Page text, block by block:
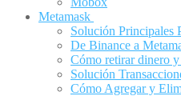
Metamask
Solución Principales
De Binance a
Cómo retirar dinero
Solución
Cómo Agregar y